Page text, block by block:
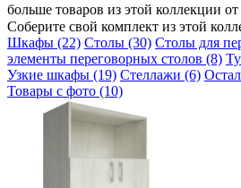
больше товаров из этой коллекции
Соберите свой комплект из этой
Шкафы (22) Столы (30) Столы для
элементы переговорных столов (8)
Узкие шкафы (19) Стеллажи (6)
Товары с фото (10)